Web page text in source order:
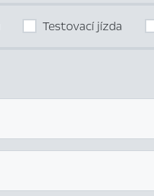
Testovací jízda